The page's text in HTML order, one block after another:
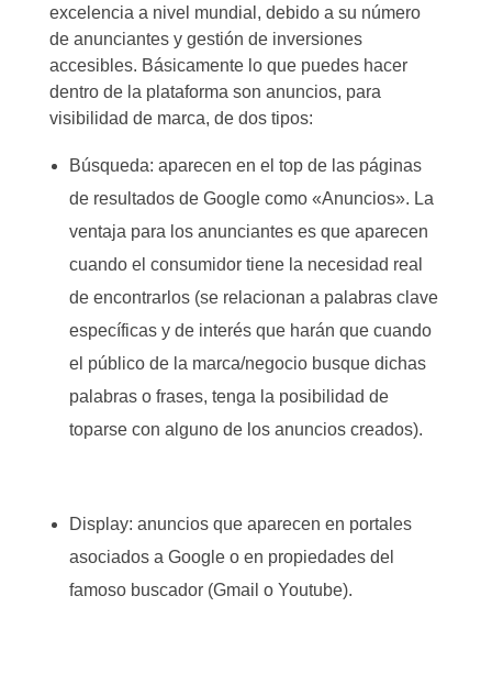
excelencia a nivel mundial, debido a su número
de anunciantes y gestión de inversiones
accesibles. Básicamente lo que puedes hacer
dentro de la plataforma son anuncios, para
visibilidad de marca, de dos tipos:
Búsqueda: aparecen en el top de las páginas
de resultados de Google como «Anuncios». La
ventaja para los anunciantes es que aparecen
cuando el consumidor tiene la necesidad real
de encontrarlos (se relacionan a palabras clave
específicas y de interés que harán que cuando
el público de la marca/negocio busque dichas
palabras o frases, tenga la posibilidad de
toparse con alguno de los anuncios creados).
Display: anuncios que aparecen en portales
asociados a Google o en propiedades del
famoso buscador (Gmail o Youtube).